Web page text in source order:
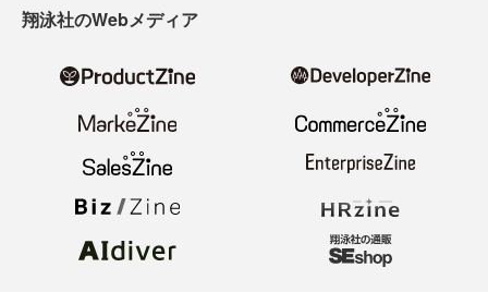
翔泳社のWebメディア